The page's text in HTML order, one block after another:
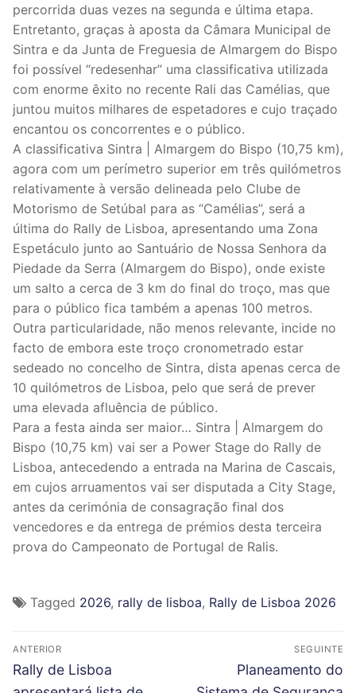
percorrida duas vezes na segunda e última etapa.
Entretanto, graças à aposta da Câmara Municipal de
Sintra e da Junta de Freguesia de Almargem do Bispo
foi possível “redesenhar” uma classificativa utilizada
com enorme êxito no recente Rali das Camélias, que
juntou muitos milhares de espetadores e cujo traçado
encantou os concorrentes e o público.
A classificativa Sintra | Almargem do Bispo (10,75 km),
agora com um perímetro superior em três quilómetros
relativamente à versão delineada pelo Clube de
Motorismo de Setúbal para as “Camélias”, será a
última do Rally de Lisboa, apresentando uma Zona
Espetáculo junto ao Santuário de Nossa Senhora da
Piedade da Serra (Almargem do Bispo), onde existe
um salto a cerca de 3 km do final do troço, mas que
para o público fica também a apenas 100 metros.
Outra particularidade, não menos relevante, incide no
facto de embora este troço cronometrado estar
sedeado no concelho de Sintra, dista apenas cerca de
10 quilómetros de Lisboa, pelo que será de prever
uma elevada afluência de público.
Para a festa ainda ser maior… Sintra | Almargem do
Bispo (10,75 km) vai ser a Power Stage do Rally de
Lisboa, antecedendo a entrada na Marina de Cascais,
em cujos arruamentos vai ser disputada a City Stage,
antes da cerimónia de consagração final dos
vencedores e da entrega de prémios desta terceira
prova do Campeonato de Portugal de Ralis.
Tagged 2026, rally de lisboa, Rally de Lisboa 2026
N
a
ANTERIOR
P
r
Rally de Lisboa
SEGUINTE
N
e
Planeamento do